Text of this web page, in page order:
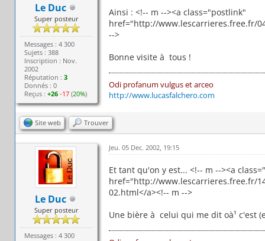
Le Duc
Super posteur
Messages : 4 300
Sujets : 388
Inscription : Nov.
2002
Réputation :3
Donnés : 0
Reçus :+26 -17 (20%)
Ainsi : <!-- m --><a class="postlink"
href="http://www.lescarrieres.free.fr/
-->
Bonne visite à tous !
Odi profanum vulgus et arceo
http://www.lucasfalchero.com
Site web Trouver
Le Duc
Super posteur
Messages : 4 300
Jeu. 05 Dec. 2002, 19:15
Et tant qu'on y est... <!-- m --><a
href="http://www.lescarrieres.free.fr/
02.html</a><!-- m -->
Une bière à celui qui me dit oà¹ c'est